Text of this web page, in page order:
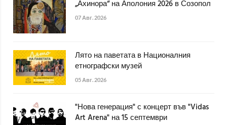
„Ахинора“ на Аполония 2026 в Созопол
07 Авг. 2026
Лято на паветата в Националния
етнографски музей
05 Авг. 2026
"Нова генерация" с концерт във "Vidas
Art Arena" на 15 септември